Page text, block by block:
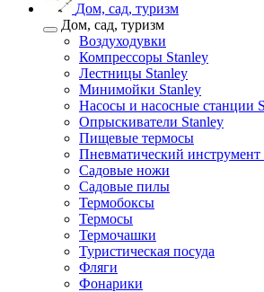
Дом, сад, туризм
Дом, сад, туризм
Воздуходувки
Компрессоры Stanley
Лестницы Stanley
Минимойки Stanley
Насосы и насосные станции
Опрыскиватели Stanley
Пищевые термосы
Пневматический инструмент
Садовые ножи
Садовые пилы
Термобоксы
Термосы
Термочашки
Туристическая посуда
Фляги
Фонарики